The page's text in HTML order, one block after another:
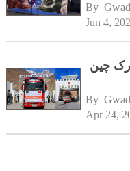
By
Jun 4,
چین
By
Apr 24,